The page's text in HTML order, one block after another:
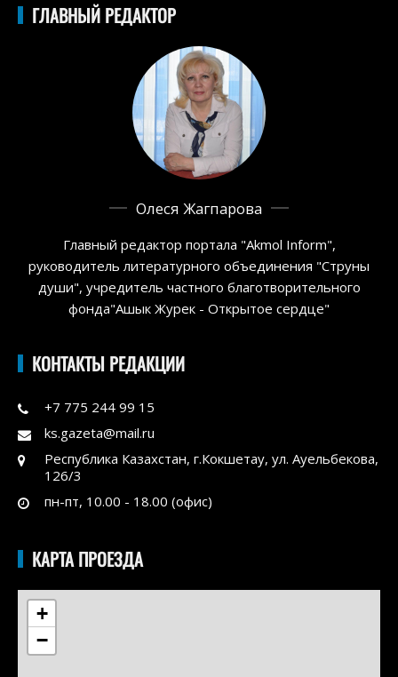
ГЛАВНЫЙ РЕДАКТОР
Олеся Жагпарова
Главный редактор портала "Akmol Inform",
руководитель литературного объединения "Струны
души", учредитель частного благотворительного
фонда"Ашык Журек - Открытое сердце"
КОНТАКТЫ РЕДАКЦИИ
+7 775 244 99 15
ks.gazeta@mail.ru
Республика Казахстан, г.Кокшетау, ул. Ауельбекова,
126/3
пн-пт, 10.00 - 18.00 (офис)
КАРТА ПРОЕЗДА
+
−